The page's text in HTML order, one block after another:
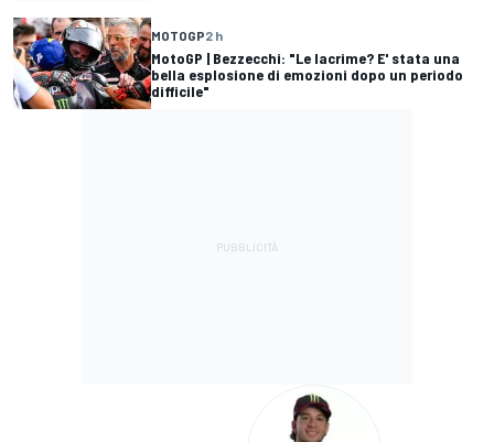
MOTOGP2 h
MotoGP | Bezzecchi: "Le lacrime? E' stata una
bella esplosione di emozioni dopo un periodo
difficile"